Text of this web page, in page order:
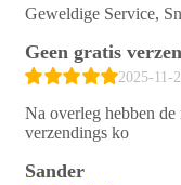
Geweldige Service,
Geen gratis
2025-11-
Na overleg hebben
verzendings ko
Sander